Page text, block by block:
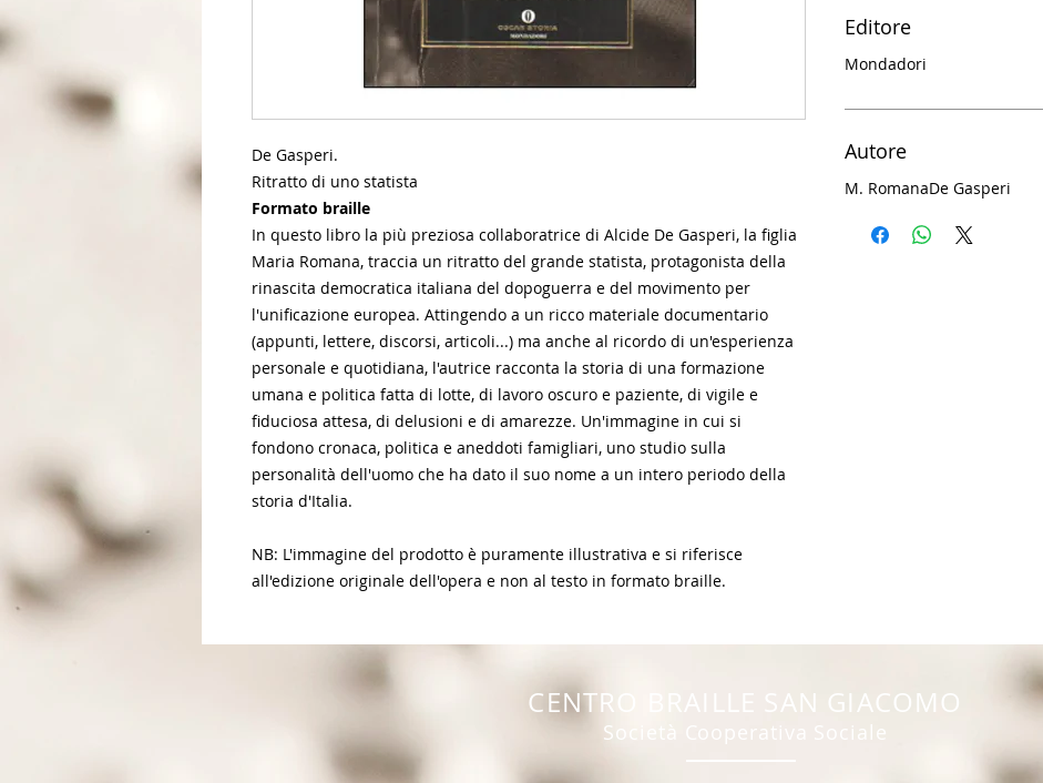
De Gasperi.
Ritratto di uno statista
Formato braille
In questo libro la più preziosa collaboratrice di Alcide De Gasperi, la figlia
Maria Romana, traccia un ritratto del grande statista, protagonista della
rinascita democratica italiana del dopoguerra e del movimento per
l'unificazione europea. Attingendo a un ricco materiale documentario
(appunti, lettere, discorsi, articoli...) ma anche al ricordo di un'esperienza
personale e quotidiana, l'autrice racconta la storia di una formazione
umana e politica fatta di lotte, di lavoro oscuro e paziente, di vigile e
fiduciosa attesa, di delusioni e di amarezze. Un'immagine in cui si
fondono cronaca, politica e aneddoti famigliari, uno studio sulla
personalità dell'uomo che ha dato il suo nome a un intero periodo della
storia d'Italia.
NB: L'immagine del prodotto è puramente illustrativa e si riferisce
all'edizione originale dell'opera e non al testo in formato braille.
Editore
Mondadori
Autore
M. RomanaDe Gasperi
CENTR O BRAILLE SAN GIACOMO
Società Cooperativa Sociale